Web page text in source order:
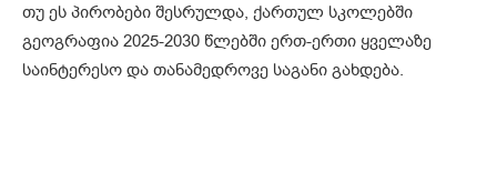
თუ ეს პირობები შესრულდა, ქართულ სკოლებში
გეოგრაფია 2025-2030 წლებში ერთ-ერთი ყველაზე
საინტერესო და თანამედროვე საგანი გახდება.